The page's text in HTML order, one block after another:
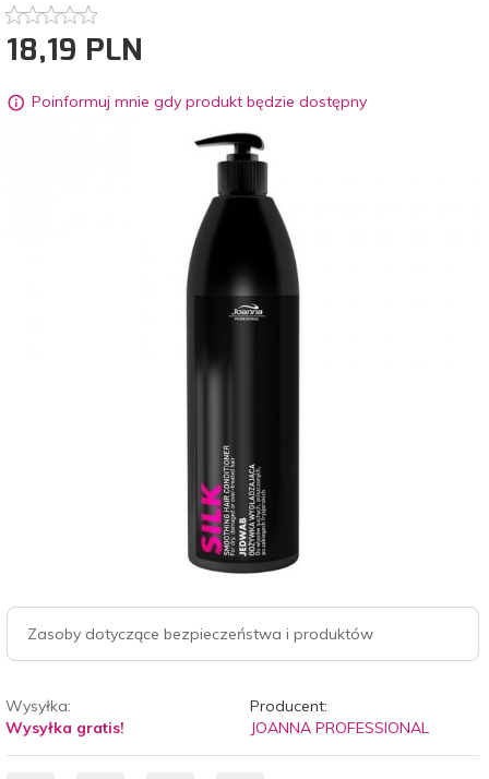
18,19 PLN
Poinformuj mnie gdy produkt będzie dostępny
Zasoby dotyczące bezpieczeństwa i produktów
Wysyłka:
Wysyłka gratis!
Producent:
JOANNA PROFESSIONAL